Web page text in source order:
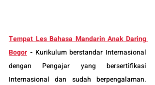
Tempat Les Bahasa Mandarin Anak Daring
Bogor - Kurikulum berstandar Internasional
dengan Pengajar yang bersertifikasi
Internasional dan sudah berpengalaman.